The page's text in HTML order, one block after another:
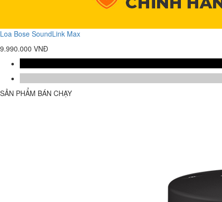
Loa Bose SoundLink Max
9.990.000 VNĐ
SẢN PHẨM BÁN CHẠY